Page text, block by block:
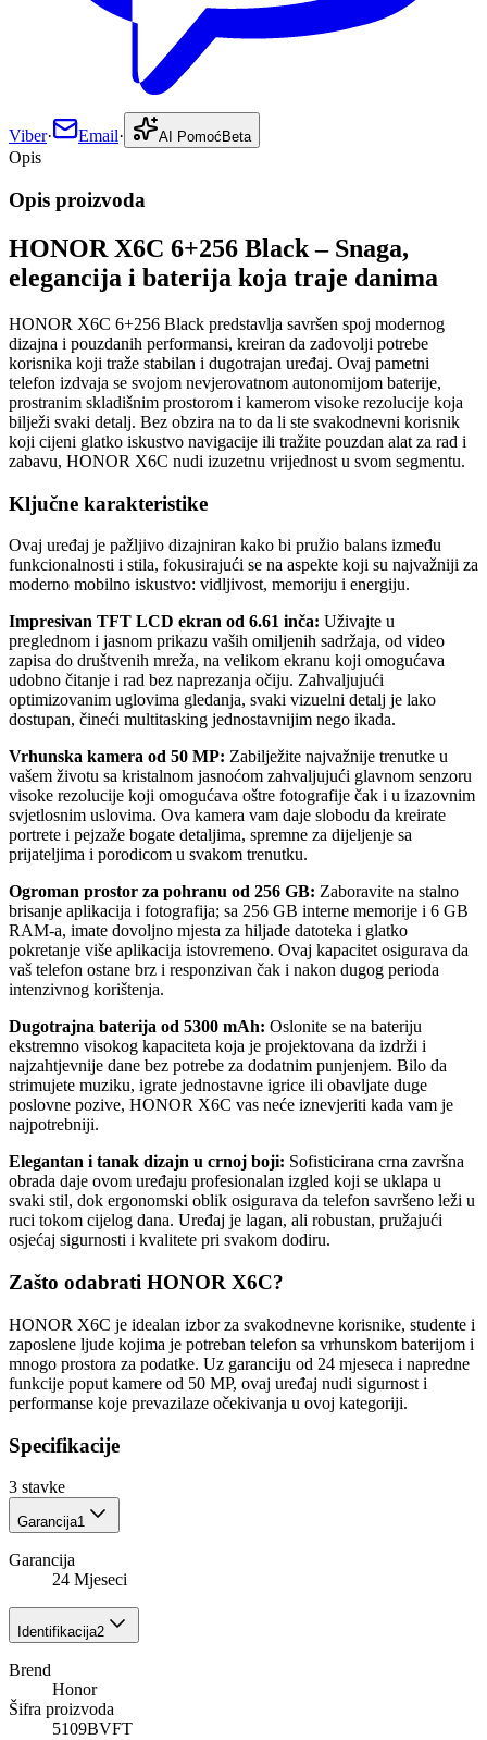
Viber· Email· AI Pomoć Beta
Opis
Opis proizvoda
HONOR X6C 6+256 Black – Snaga,
elegancija i baterija koja traje danima
HONOR X6C 6+256 Black predstavlja savršen spoj modernog
dizajna i pouzdanih performansi, kreiran da zadovolji potrebe
korisnika koji traže stabilan i dugotrajan uređaj. Ovaj pametni
telefon izdvaja se svojom nevjerovatnom autonomijom baterije,
prostranim skladišnim prostorom i kamerom visoke rezolucije koja
bilježi svaki detalj. Bez obzira na to da li ste svakodnevni korisnik
koji cijeni glatko iskustvo navigacije ili tražite pouzdan alat za rad i
zabavu, HONOR X6C nudi izuzetnu vrijednost u svom segmentu.
Ključne karakteristike
Ovaj uređaj je pažljivo dizajniran kako bi pružio balans između
funkcionalnosti i stila, fokusirajući se na aspekte koji su najvažniji za
moderno mobilno iskustvo: vidljivost, memoriju i energiju.
Impresivan TFT LCD ekran od 6.61 inča: Uživajte u
preglednom i jasnom prikazu vaših omiljenih sadržaja, od video
zapisa do društvenih mreža, na velikom ekranu koji omogućava
udobno čitanje i rad bez naprezanja očiju. Zahvaljujući
optimizovanim uglovima gledanja, svaki vizuelni detalj je lako
dostupan, čineći multitasking jednostavnijim nego ikada.
Vrhunska kamera od 50 MP: Zabilježite najvažnije trenutke u
vašem životu sa kristalnom jasnoćom zahvaljujući glavnom senzoru
visoke rezolucije koji omogućava oštre fotografije čak i u izazovnim
svjetlosnim uslovima. Ova kamera vam daje slobodu da kreirate
portrete i pejzaže bogate detaljima, spremne za dijeljenje sa
prijateljima i porodicom u svakom trenutku.
Ogroman prostor za pohranu od 256 GB: Zaboravite na stalno
brisanje aplikacija i fotografija; sa 256 GB interne memorije i 6 GB
RAM-a, imate dovoljno mjesta za hiljade datoteka i glatko
pokretanje više aplikacija istovremeno. Ovaj kapacitet osigurava da
vaš telefon ostane brz i responzivan čak i nakon dugog perioda
intenzivnog korištenja.
Dugotrajna baterija od 5300 mAh: Oslonite se na bateriju
ekstremno visokog kapaciteta koja je projektovana da izdrži i
najzahtjevnije dane bez potrebe za dodatnim punjenjem. Bilo da
strimujete muziku, igrate jednostavne igrice ili obavljate duge
poslovne pozive, HONOR X6C vas neće iznevjeriti kada vam je
najpotrebniji.
Elegantan i tanak dizajn u crnoj boji: Sofisticirana crna završna
obrada daje ovom uređaju profesionalan izgled koji se uklapa u
svaki stil, dok ergonomski oblik osigurava da telefon savršeno leži u
ruci tokom cijelog dana. Uređaj je lagan, ali robustan, pružajući
osjećaj sigurnosti i kvalitete pri svakom dodiru.
Zašto odabrati HONOR X6C?
HONOR X6C je idealan izbor za svakodnevne korisnike, studente i
zaposlene ljude kojima je potreban telefon sa vrhunskom baterijom i
mnogo prostora za podatke. Uz garanciju od 24 mjeseca i napredne
funkcije poput kamere od 50 MP, ovaj uređaj nudi sigurnost i
performanse koje prevazilaze očekivanja u ovoj kategoriji.
Specifikacije
3 stavke
Garancija1
Garancija
24 Mjeseci
Identifikacija2
Brend
Honor
Šifra proizvoda
5109BVFT